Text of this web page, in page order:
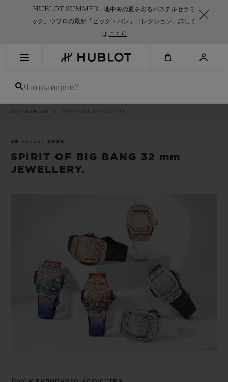
HUBLOT SUMMER : 地中海の夏を彩るパステルセラミ
ック。ウブロの最新「ビッグ・バン」コレクション。詳しく
は こちら
Что вы ищете?
Breadcrumb
МИР HUBLOT НОВОСТИ И СОБЫТИЯ ..
29 январь 2024
SPIRIT OF BIG BANG 32 mm
JEWELLERY.
Нет недавних поисковых запросов
НОВИНКИ
SUMMER MULTI-
COLORED CERAMIC
BIG BANG
PEACH CERAMIC
ЭКСКЛЮЗИВНЫЕ УСЛУГИ